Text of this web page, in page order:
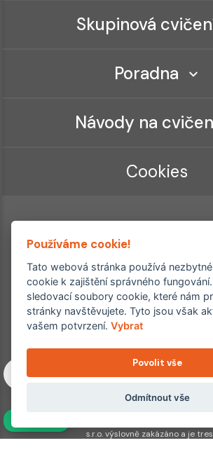
Skupinová
Poradna
Návody na
Cookies
2.
Copyright © 2011–2026
Machkova 1642/2, Praha 4, Jižní
Všechna práva vyhrazena. Jakékoliv užití
s.r.o. výslovně zakázáno a je
Používáme cookie!
Tato webová stránka používá
cookie k zajištění správného
sledovací soubory cookie, které nám
stránky navštěvujete. Tyto jsou však
vašem potvrzení.Vybrat
Povolit vše
Odmítnout vše